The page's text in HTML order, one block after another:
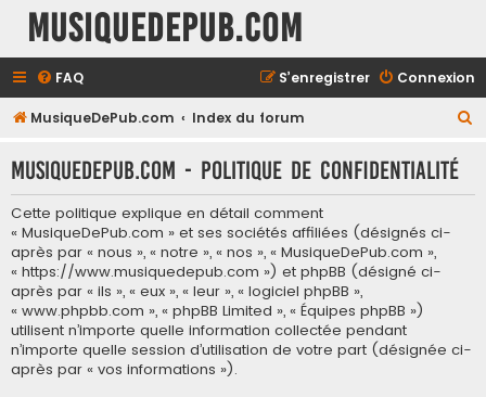
MusiqueDePub.com
FAQ Connexion
S’enregistrer
MusiqueDePub.com Index du forum
h
MusiqueDePub.com - Politique de confidentialité
Cette politique explique en détail comment
« MusiqueDePub.com » et ses sociétés affiliées (désignés ci-
après par « nous », « notre », « nos », « MusiqueDePub.com »,
« https://www.musiquedepub.com ») et phpBB (désigné ci-
après par « ils », « eux », « leur », « logiciel phpBB »,
« www.phpbb.com », « phpBB Limited », « Équipes phpBB »)
utilisent n’importe quelle information collectée pendant
n’importe quelle session d’utilisation de votre part (désignée ci-
après par « vos informations »).